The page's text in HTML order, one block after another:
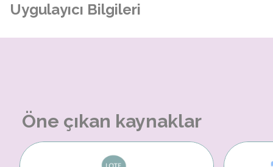
Uygulayıcı Bilgileri
Öne çıkan kaynaklar